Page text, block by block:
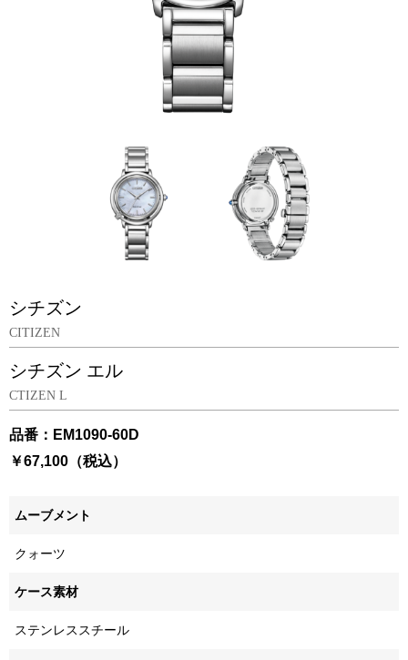
シチズン
CITIZEN
シチズン エル
CTIZEN L
品番：EM1090-60D
￥67,100（税込）
ムーブメント
クォーツ
ケース素材
ステンレススチール